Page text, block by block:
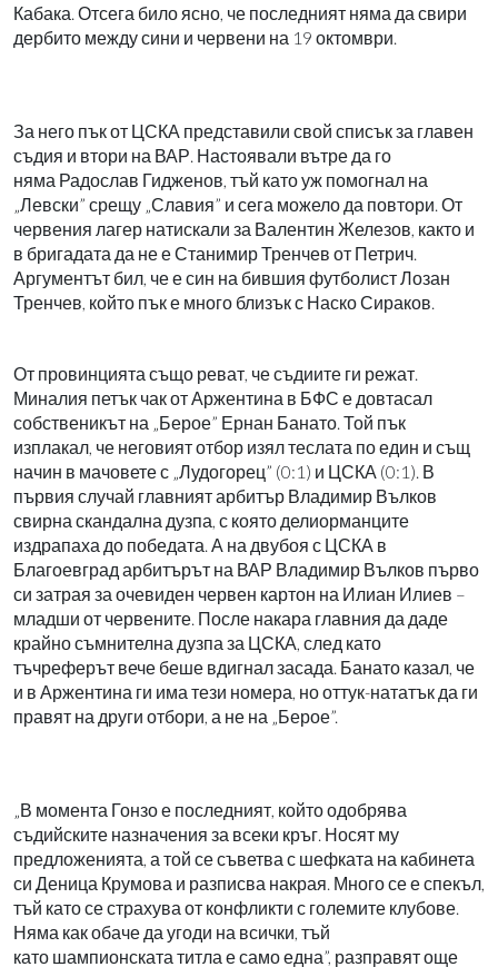
Кабака. Отсега било ясно, че последният няма да свири
дербито между сини и червени на 19 октомври.
За него пък от ЦСКА представили свой списък за главен
съдия и втори на ВАР. Настоявали вътре да го
няма Радослав Гидженов, тъй като уж помогнал на
„Левски” срещу „Славия” и сега можело да повтори. От
червения лагер натискали за Валентин Железов, както и
в бригадата да не е Станимир Тренчев от Петрич.
Аргументът бил, че е син на бившия футболист Лозан
Тренчев, който пък е много близък с Наско Сираков.
От провинцията също реват, че съдиите ги режат.
Миналия петък чак от Аржентина в БФС е довтасал
собственикът на „Берое” Ернан Банато. Той пък
изплакал, че неговият отбор изял теслата по един и същ
начин в мачовете с „Лудогорец” (0:1) и ЦСКА (0:1). В
първия случай главният арбитър Владимир Вълков
свирна скандална дузпа, с която делиорманците
издрапаха до победата. А на двубоя с ЦСКА в
Благоевград арбитърът на ВАР Владимир Вълков първо
си затрая за очевиден червен картон на Илиан Илиев –
младши от червените. После накара главния да даде
крайно съмнителна дузпа за ЦСКА, след като
тъчреферът вече беше вдигнал засада. Банато казал, че
и в Аржентина ги има тези номера, но оттук-нататък да ги
правят на други отбори, а не на „Берое”.
„В момента Гонзо е последният, който одобрява
съдийските назначения за всеки кръг. Носят му
предложенията, а той се съветва с шефката на кабинета
си Деница Крумова и разписва накрая. Много се е спекъл,
тъй като се страхува от конфликти с големите клубове.
Няма как обаче да угоди на всички, тъй
като шампионската титла е само една”, разправят още